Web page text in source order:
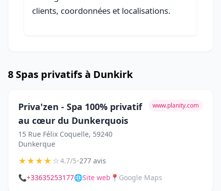
clients, coordonnées et localisations.
8 Spas privatifs à Dunkirk
Priva'zen - Spa 100% privatif
au cœur du Dunkerquois
15 Rue Félix Coquelle, 59240
Dunkerque
www.planity.com
★★★★☆4.7/5•277 avis
📞+33635253177🌐Site web 📍 Google Maps